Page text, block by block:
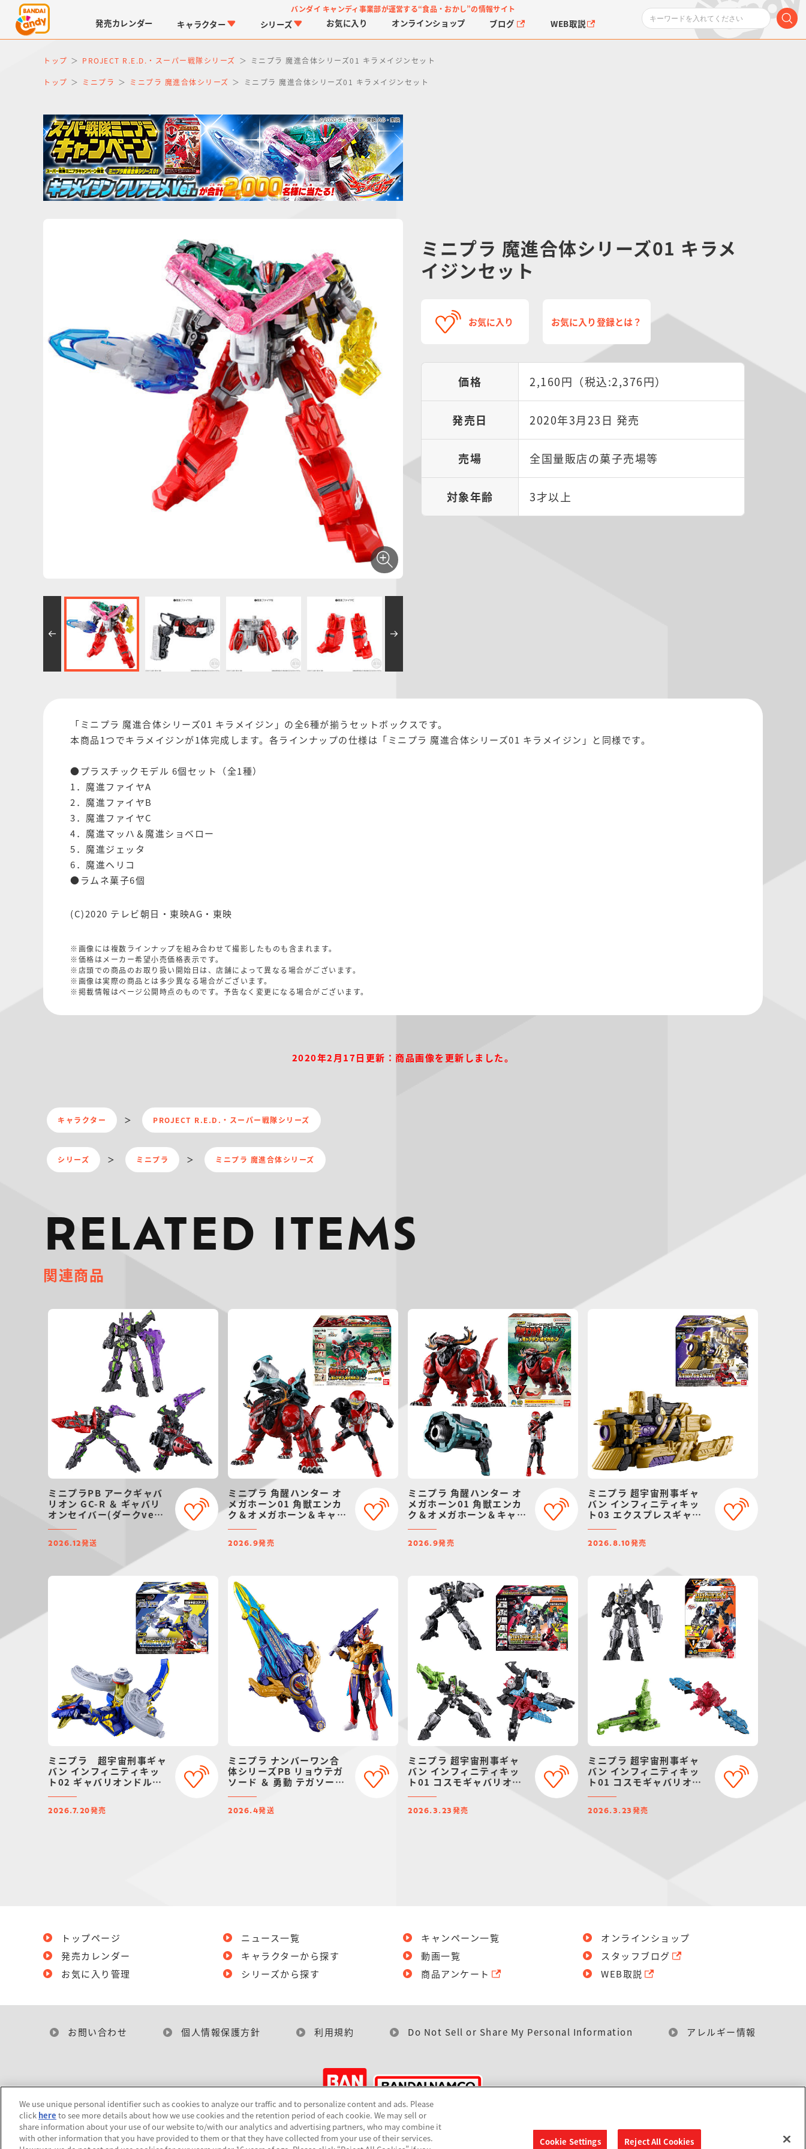
バンダイ キャンディ事業部が運営する“食品・おかし”の情報サイト
発売カレンダー キャラクター
LINK TRAVELERS 仮面ライダーシリーズ
PROJECT R.E.D.・ス
ーパー戦隊シリーズ
シリーズ
チョコボックス キャラパキ つりグミ
お気に入り オンラインショップ ブログ WEB取説
トップ PROJECT R.E.D.・スーパー戦隊シリーズ ミニプラ 魔進合体シリーズ01 キラメイジンセット
トップ ミニプラ ミニプラ 魔進合体シリーズ ミニプラ 魔進合体シリーズ01 キラメイジンセット
ミニプラ 魔進合体シリーズ01 キラメ
イジンセット
お気に入り お気に入り登録とは？
価格 2,160円（税込:2,376円）
発売日 2020年3月23日 発売
売場 全国量販店の菓子売場等
対象年齢 3才以上
「ミニプラ 魔進合体シリーズ01 キラメイジン」の全6種が揃うセットボックスです。
本商品1つでキラメイジンが1体完成します。各ラインナップの仕様は「ミニプラ 魔進合体シリーズ01 キラメイジン」と同様です。
●プラスチックモデル 6個セット（全1種）
1．魔進ファイヤA
2．魔進ファイヤB
3．魔進ファイヤC
4．魔進マッハ＆魔進ショベロー
5．魔進ジェッタ
6．魔進ヘリコ
●ラムネ菓子6個
(C)2020 テレビ朝日・東映AG・東映
※画像には複数ラインナップを組み合わせて撮影したものも含まれます。
※価格はメーカー希望小売価格表示です。
※店頭での商品のお取り扱い開始日は、店舗によって異なる場合がございます。
※画像は実際の商品とは多少異なる場合がございます。
※掲載情報はページ公開時点のものです。予告なく変更になる場合がございます。
2020年2月17日更新：商品画像を更新しました。
キャラクター PROJECT R.E.D.・スーパー戦隊シリーズ
シリーズ ミニプラ ミニプラ 魔進合体シリーズ
RELATED ITEMS
関連商品
ミニプラPB アークギャバ
リオン GC-R ＆ ギャバリ
オンセイバー(ダークver.)
ークver.)
2026.12発送
ミニプラ 角醒ハンター オ
メガホーン01 角獣エンカ
ク＆オメガホーン＆キャプ
2026.9発売
ミニプラ 角醒ハンター オ
メガホーン01 角獣エンカ
ク＆オメガホーン＆キャプ
2026.9発売
ミニプラ 超宇宙刑事ギャ
バン インフィニティキッ
ト03 エクスプレスギャバ
2026.8.10発売
ミニプラ 超宇宙刑事ギャ
バン インフィニティキッ
ト02 ギャバリオンドルネ
2026.7.20発売
ミニプラ ナンバーワン合
体シリーズPB リョウテガ
ソード ＆ 勇動 テガソード
ムバンダイ限定】
2026.4発送
ミニプラ 超宇宙刑事ギャ
バン インフィニティキッ
ト01 コスモギャバリオン
レーン ＆ ギャバリオンレ
ーザー セット
2026.3.23 発売
ミニプラ 超宇宙刑事ギャ
バン インフィニティキッ
ト01 コスモギャバリオン
レーン ＆ ギャバリオンレ
ーザー
2026.3.23 発売
トップページ
発売カレンダー
お気に入り管理
ニュース一覧
キャラクターから探す
シリーズから探す
キャンペーン一覧
動画一覧
商品アンケート
オンラインショップ
スタッフブログ
WEB取説
お問い合わせ 個人情報保護方針 利用規約 Do Not Sell or Share My Personal Information アレルギー情報
©BANDAI
We use unique personal identifier such as cookies to analyze our traffic and to personalize content and ads. Please
click here to see more details about how we use cookies and the retention period of each cookie. We may sell or
share information about your use of our website to/with our analytics and advertising partners, who may combine it
with other information that you have provided to them or that they have collected from your use of their services.
Cookie Settings Reject All Cookies